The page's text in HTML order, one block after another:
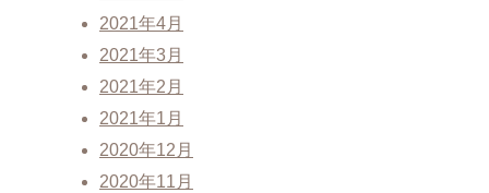
2021年4月
2021年3月
2021年2月
2021年1月
2020年12月
2020年11月